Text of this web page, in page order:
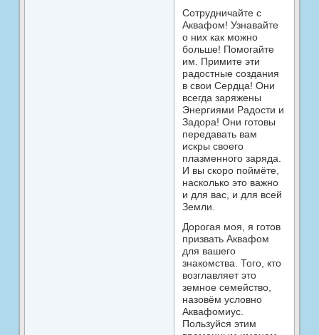
Сотрудничайте с
Аквафом! Узнавайте
о них как можно
больше! Помогайте
им. Примите эти
радостные создания
в свои Сердца! Они
всегда заряжены
Энергиями Радости и
Задора! Они готовы
передавать вам
искры своего
плазменного заряда.
И вы скоро поймёте,
насколько это важно
и для вас, и для всей
Земли.
Дорогая моя, я готов
призвать Аквафом
для вашего
знакомства. Того, кто
возглавляет это
земное семейство,
назовём условно
Аквафомиус.
Пользуйся этим